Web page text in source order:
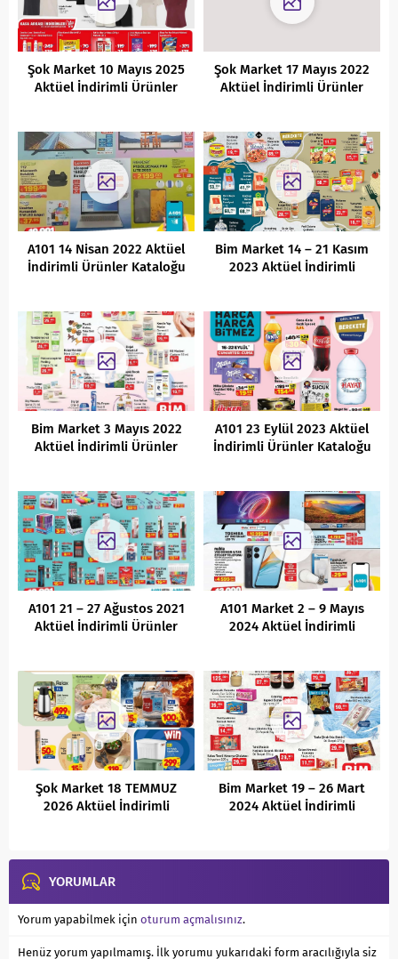
Şok Market 10 Mayıs 2025
Aktüel İndirimli Ürünler
Şok Market 17 Mayıs 2022
Aktüel İndirimli Ürünler
A101 14 Nisan 2022 Aktüel
İndirimli Ürünler Kataloğu
Bim Market 14 – 21 Kasım
2023 Aktüel İndirimli
Bim Market 3 Mayıs 2022
Aktüel İndirimli Ürünler
A101 23 Eylül 2023 Aktüel
İndirimli Ürünler Kataloğu
A101 21 – 27 Ağustos 2021
Aktüel İndirimli Ürünler
A101 Market 2 – 9 Mayıs
2024 Aktüel İndirimli
Şok Market 18 TEMMUZ
2026 Aktüel İndirimli
Bim Market 19 – 26 Mart
2024 Aktüel İndirimli
YORUMLAR
Yorum yapabilmek için oturum açmalısınız.
Henüz yorum yapılmamış. İlk yorumu yukarıdaki form aracılığıyla siz